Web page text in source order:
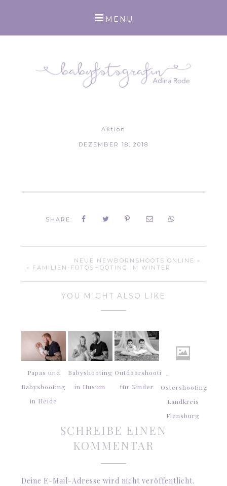
Aktion
DEZEMBER 18, 2018
SHARE:
NEUE NEWBORNSHOOTS ONLINE »
« FAMILIEN-FOTOSHOOTING IM WINTER
YOU MIGHT ALSO LIKE
Papas und
Babyshooting
in Heide
Babyshooting
in Husum
Outdoorshooting
für Kinder
Ostershooting
Landkreis
Flensburg
SCHREIBE EINEN
KOMMENTAR
Deine E-Mail-Adresse wird nicht veröffentlicht.